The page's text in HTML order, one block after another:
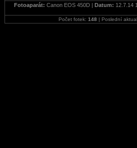
Fotoaparát: Canon EOS 450D | Datum: 12.7.14
Počet fotek: 148 | Poslední